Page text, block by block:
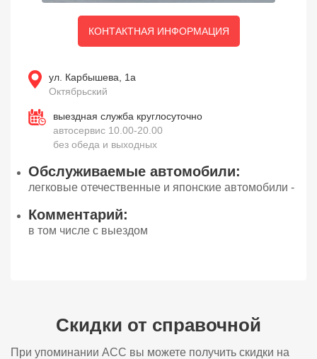
КОНТАКТНАЯ ИНФОРМАЦИЯ
ул. Карбышева, 1а
Октябрьский
выездная служба круглосуточно
автосервис 10.00-20.00
без обеда и выходных
Обслуживаемые автомобили:
легковые отечественные и японские автомобили -
Комментарий:
в том числе с выездом
Скидки от справочной
При упоминании АСС вы можете получить скидки на